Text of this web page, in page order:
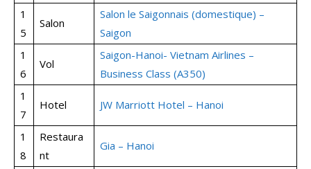
1
5
Salon
Salon le Saigonnais (domestique) –
Saigon
1
6
Vol
Saigon-Hanoi- Vietnam Airlines –
Business Class (A350)
1
7
Hotel JW Marriott Hotel – Hanoi
1
8
Restaura
nt
Gia – Hanoi